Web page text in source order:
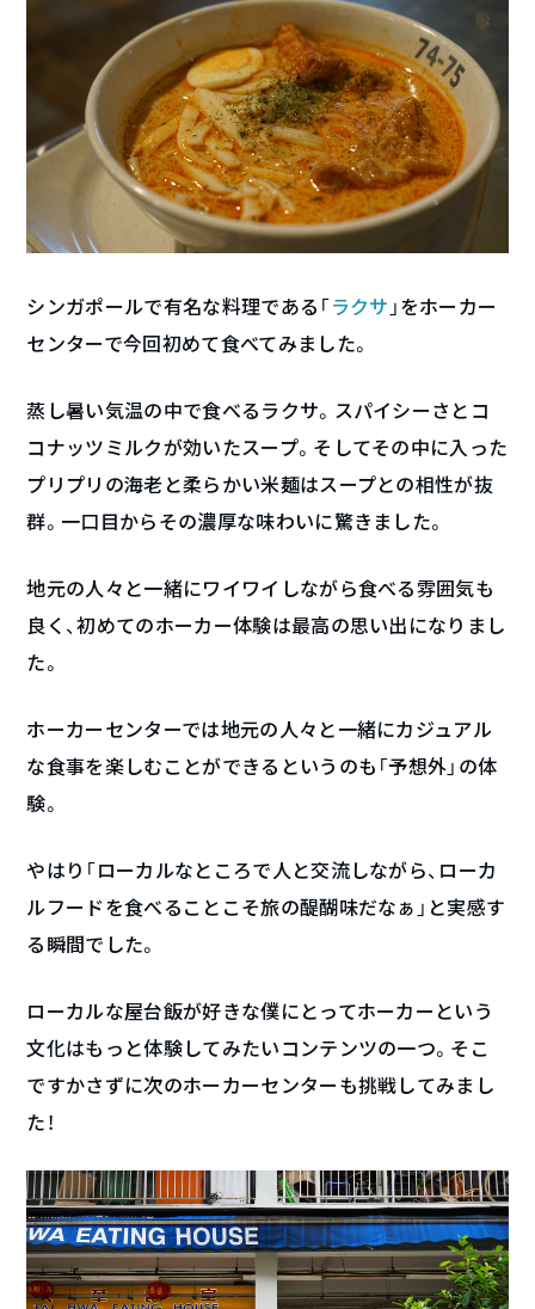
シンガポールで有名な料理である「ラクサ 」をホーカー
センターで今回初めて食べてみました。
蒸し暑い気温の中で食べるラクサ。スパイシーさとコ
コナッツミルクが効いたスープ。そしてその中に入った
プリプリの海老と柔らかい米麺はスープとの相性が抜
群。一口目からその濃厚な味わいに驚きました。
地元の人々と一緒にワイワイしながら食べる雰囲気も
良く、初めてのホーカー体験は最高の思い出になりまし
た。
ホーカーセンターでは地元の人々と一緒にカジュアル
な食事を楽しむことができるというのも「予想外」の体
験。
やはり「ローカルなところで人と交流しながら、ローカ
ルフードを食べることこそ旅の醍醐味だなぁ」と実感す
る瞬間でした。
ローカルな屋台飯が好きな僕にとってホーカーという
文化はもっと体験してみたいコンテンツの一つ。そこ
ですかさずに次のホーカーセンターも挑戦してみまし
た！